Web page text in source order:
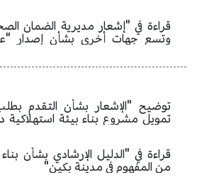
قراءة في "إشعار مديرية الضمان
وتسع جهات أخرى بشأن إصدار
(2026)" "
توضيح "الإشعار بشأن التقدم
تمويل مشروع بناء بيئة استهلاكية
قراءة في "الدليل الإرشادي بشأن
من المفهوم في مدينة بكين"